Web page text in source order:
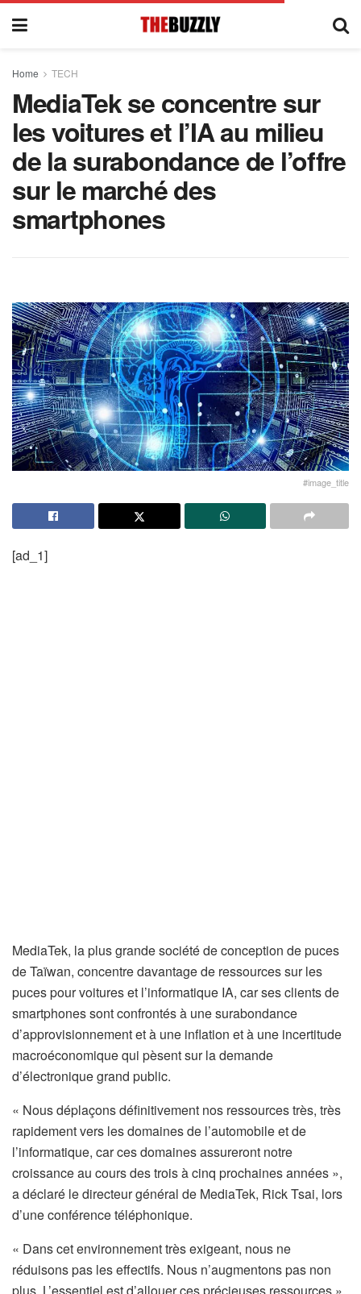
Home TECH
MediaTek se concentre sur
les voitures et l’IA au milieu
de la surabondance de l’offre
sur le marché des
smartphones
#image_title
[ad_1]
MediaTek, la plus grande société de conception de puces
de Taïwan, concentre davantage de ressources sur les
puces pour voitures et l’informatique IA, car ses clients de
smartphones sont confrontés à une surabondance
d’approvisionnement et à une inflation et à une incertitude
macroéconomique qui pèsent sur la demande
d’électronique grand public.
« Nous déplaçons définitivement nos ressources très, très
rapidement vers les domaines de l’automobile et de
l’informatique, car ces domaines assureront notre
croissance au cours des trois à cinq prochaines années »,
a déclaré le directeur général de MediaTek, Rick Tsai, lors
d’une conférence téléphonique.
« Dans cet environnement très exigeant, nous ne
réduisons pas les effectifs. Nous n’augmentons pas non